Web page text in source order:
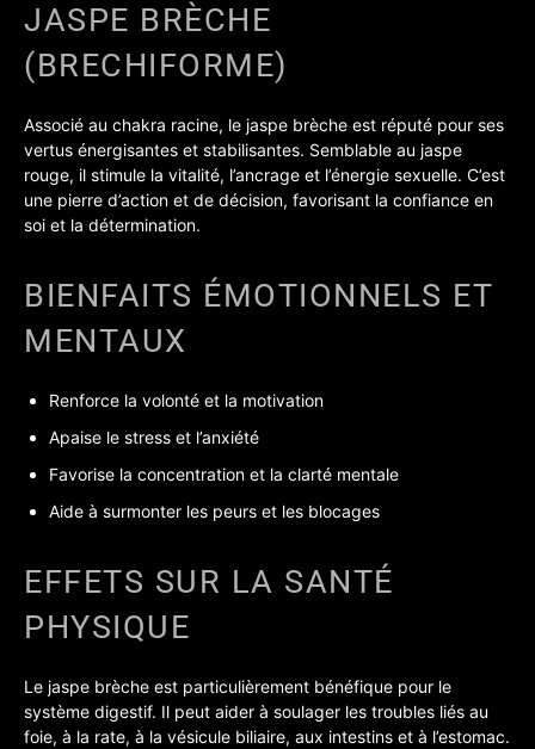
JASPE BRÈCHE
(BRECHIFORME)
Associé au chakra racine, le jaspe brèche est réputé pour ses
vertus énergisantes et stabilisantes. Semblable au jaspe
rouge, il stimule la vitalité, l’ancrage et l’énergie sexuelle. C’est
une pierre d’action et de décision, favorisant la confiance en
soi et la détermination.
BIENFAITS ÉMOTIONNELS ET
MENTAUX
Renforce la volonté et la motivation
Apaise le stress et l’anxiété
Favorise la concentration et la clarté mentale
Aide à surmonter les peurs et les blocages
EFFETS SUR LA SANTÉ
PHYSIQUE
Le jaspe brèche est particulièrement bénéfique pour le
système digestif. Il peut aider à soulager les troubles liés au
foie, à la rate, à la vésicule biliaire, aux intestins et à l’estomac.